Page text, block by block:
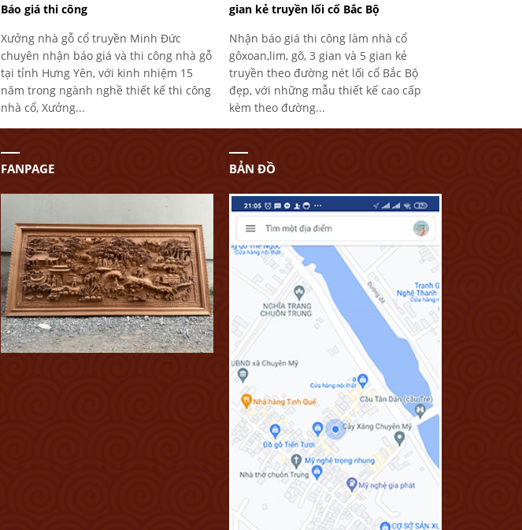
Báo giá thi công
Xưởng nhà gỗ cổ truyền Minh Đức
chuyên nhận báo giá và thi công nhà gỗ
tại tỉnh Hưng Yên, với kinh nhiệm 15
năm trong ngành nghề thiết kế thi công
nhà cổ, Xưởng...
gian kẻ truyền lối cổ Bắc Bộ
Nhận báo giá thi công làm nhà cổ
gôxoan,lim, gõ, 3 gian và 5 gian kẻ
truyền theo đường nét lối cổ Bắc Bộ
đẹp, với những mẫu thiết kế cao cấp
kèm theo đường...
FANPAGE BẢN ĐỒ